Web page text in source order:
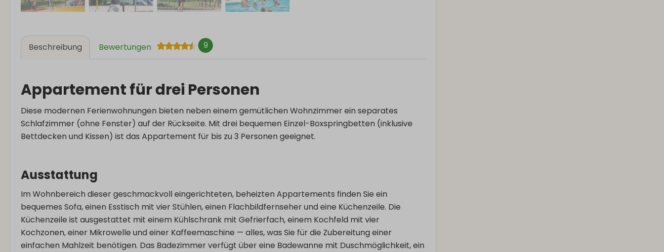
Beschreibung Bewertungen 9
Appartement für drei Personen
Diese modernen Ferienwohnungen bieten neben einem gemütlichen Wohnzimmer ein separates
Schlafzimmer (ohne Fenster) auf der Rückseite. Mit drei bequemen Einzel-Boxspringbetten (inklusive
Bettdecken und Kissen) ist das Appartement für bis zu 3 Personen geeignet.
Ausstattung
Im Wohnbereich dieser geschmackvoll eingerichteten, beheizten Appartements finden Sie ein
bequemes Sofa, einen Esstisch mit vier Stühlen, einen Flachbildfernseher und eine Küchenzeile. Die
Küchenzeile ist ausgestattet mit einem Kühlschrank mit Gefrierfach, einem Kochfeld mit vier
Kochzonen, einer Mikrowelle und einer Kaffeemaschine — alles, was Sie für die Zubereitung einer
einfachen Mahlzeit benötigen. Das Badezimmer verfügt über eine Badewanne mit Duschmöglichkeit, ein